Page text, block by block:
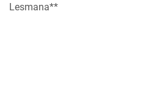
Lesmana**